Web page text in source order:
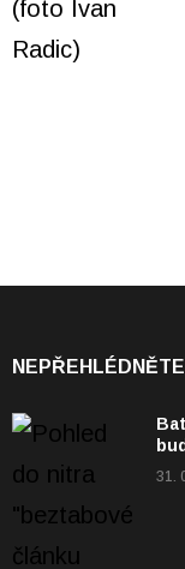
NEPŘEHLÉDNĚTE
31.